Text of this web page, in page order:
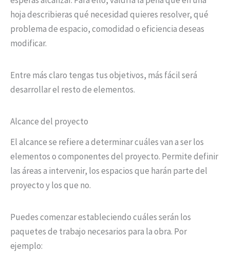
hoja describieras qué necesidad quieres resolver, qué
problema de espacio, comodidad o eficiencia deseas
modificar.
Entre más claro tengas tus objetivos, más fácil será
desarrollar el resto de elementos.
Alcance del proyecto
El alcance se refiere a determinar cuáles van a ser los
elementos o componentes del proyecto. Permite definir
las áreas a intervenir, los espacios que harán parte del
proyecto y los que no.
Puedes comenzar estableciendo cuáles serán los
paquetes de trabajo necesarios para la obra. Por
ejemplo: